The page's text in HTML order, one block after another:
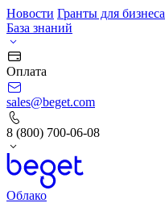
Новости Гранты для бизнеса
База знаний
Оплата
sales@beget.com
8 (800) 700-06-08
Облако